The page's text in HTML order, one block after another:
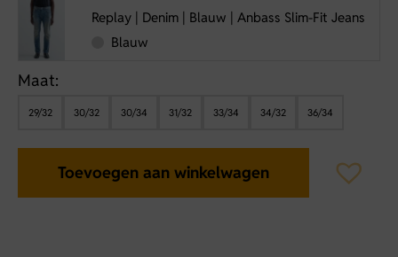
Replay | Denim | Blauw | Anbass Slim-Fit Jeans
Blauw
Maat:
29/32 30/32 30/34 31/32 33/34 34/32 36/34
Toevoegen aan winkelwagen